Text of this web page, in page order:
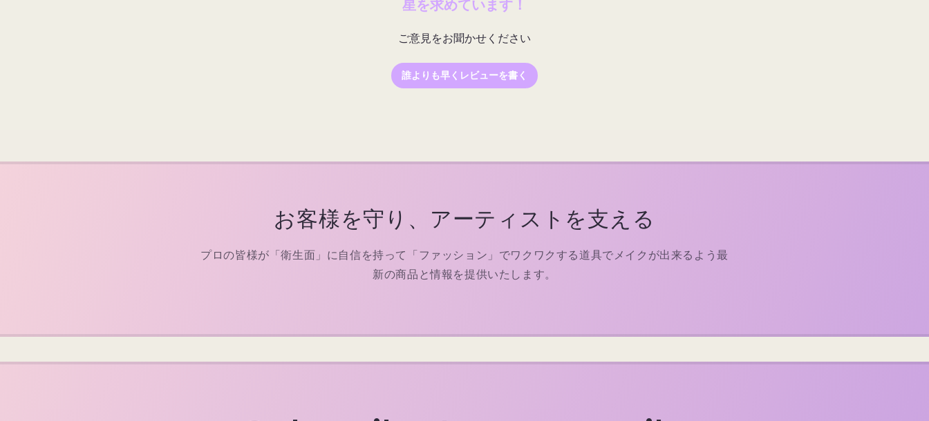
星を求めています！
ご意見をお聞かせください
誰よりも早くレビューを書く
お客様を守り、アーティストを支える
プロの皆様が「衛生面」に自信を持って「ファッション」でワクワクする道具でメイクが出来るよう最
新の商品と情報を提供いたします。